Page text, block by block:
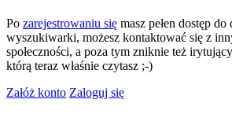
Po zarejestrowaniu się masz pełen dostęp do
wyszukiwarki, możesz kontaktować się z
społeczności, a poza tym zniknie też
którą teraz właśnie czytasz ;-)
Załóż konto Zaloguj się